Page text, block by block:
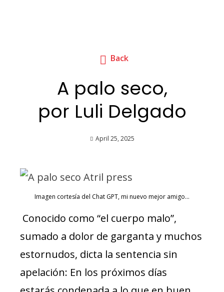
Back
A palo seco,
por Luli Delgado
April 25, 2025
Imagen cortesía del Chat GPT, mi nuevo mejor amigo…
Conocido como “el cuerpo malo”,
sumado a dolor de garganta y muchos
estornudos, dicta la sentencia sin
apelación: En los próximos días